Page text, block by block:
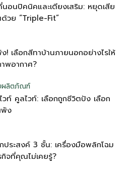
นอนปิคนิคและเตียงเสริม: หยุดเสีย
ด้วย “Triple-Fit”
! เลือกสีทาบ้านภายนอกอย่างไรให้
พอากาศ?
ผลิตภัณฑ์
วท์ คูลไวท์: เลือกถูกชีวิตปัง เลือก
ง
กประสงค์ 3 ชั้น: เครื่องมือพลิกโฉม
กิจที่คุณไม่เคยรู้?